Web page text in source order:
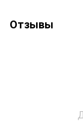
Отзывы